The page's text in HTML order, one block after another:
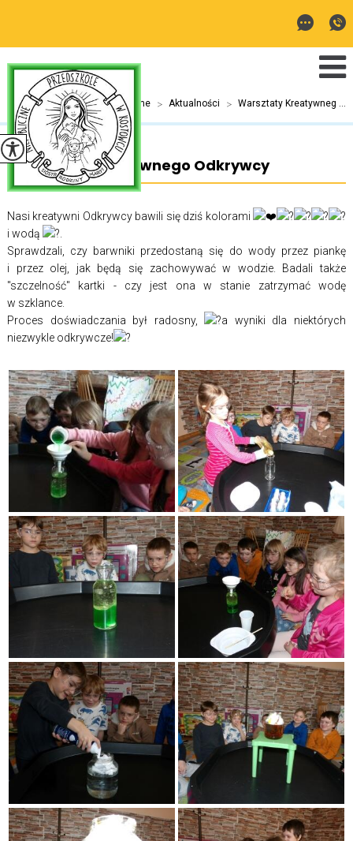
Jesteś tutaj:Home > Aktualności > Warsztaty Kreatywneg ...
Warsztaty Kreatywnego Odkrywcy
Nasi kreatywni Odkrywcy bawili się dziś kolorami
i wodą
Sprawdzali, czy barwniki przedostaną się do wody przez piankę
i przez olej, jak będą się zachowywać w wodzie. Badali także
"szczelność" kartki - czy jest ona w stanie zatrzymać wodę
w szklance.
Proces doświadczania był radosny,
a wyniki dla niektórych
niezwykle odkrywcze!